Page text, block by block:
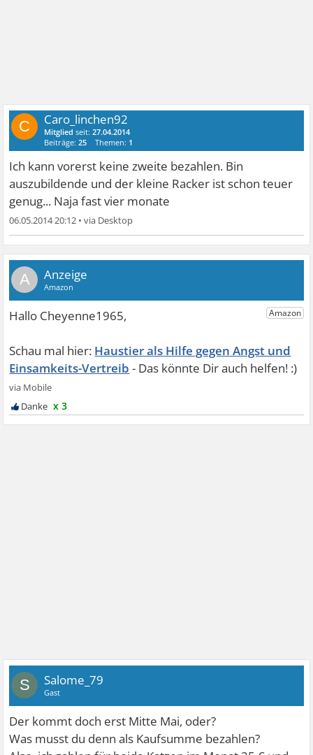
C Caro_linchen92
Mitglied seit:27.04.2014
Beiträge:25 Themen: 1
Ich kann vorerst keine zweite bezahlen. Bin
auszubildende und der kleine Racker ist schon teuer
genug... Naja fast vier monate
06.05.2014 20:12 •
A
Haustier als Hilfe gegen Angst und
Einsamkeits-Vertreib
x 3
S Salome_79
Gast
Der kommt doch erst Mitte Mai, oder?
Was musst du denn als Kaufsumme bezahlen?